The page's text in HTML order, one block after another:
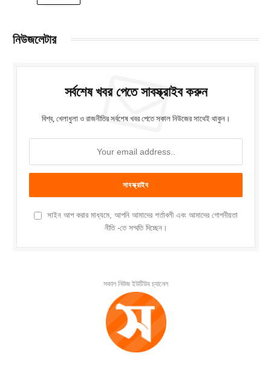
নিউজলেটার
সর্বশেষ খবর পেতে সাবস্ক্রাইব করুন
বিশ্ব, খেলাধুলা ও রাজনীতির সর্বশেষ খবর পেতে সকাল নিউজের সাথেই থাকুন।
সাইন আপ করার মাধ্যমে, আপনি আমাদের শর্তাবলী এবং আমাদের গোপনীয়তা
নীতি -তে সম্মতি দিচ্ছেন।
সকাল নিউজ ইউটিউব চ্যানেল